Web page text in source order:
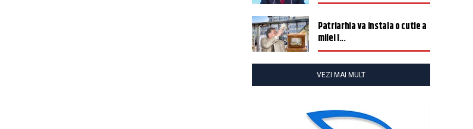
Patriarhia va instala o cutie a
milei î...
VEZI MAI MULT